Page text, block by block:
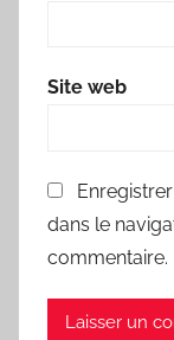
Site web
dans le
commentaire.